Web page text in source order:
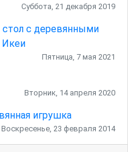
Суббота, 21 декабря 2019
стол с деревянными
Икеи
Пятница, 7 мая 2021
Вторник, 14 апреля 2020
игрушка
Воскресенье, 23 февраля 2014